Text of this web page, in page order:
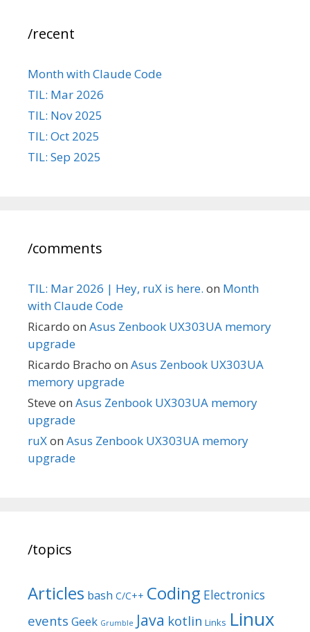
/recent
Month with Claude Code
TIL: Mar 2026
TIL: Nov 2025
TIL: Oct 2025
TIL: Sep 2025
/comments
TIL: Mar 2026 | Hey, ruX is here. on Month
with Claude Code
Ricardo on Asus Zenbook UX303UA memory
upgrade
Ricardo Bracho on Asus Zenbook UX303UA
memory upgrade
Steve on Asus Zenbook UX303UA memory
upgrade
ruXon Asus Zenbook UX303UA memory
upgrade
/topics
Articles bash C/C++ Coding Electronics
events Geek Grumble Java kotlin Links Linux